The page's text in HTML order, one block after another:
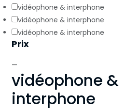
vidéophone & interphone
vidéophone & interphone
vidéophone & interphone
Prix
—
vidéophone &
interphone